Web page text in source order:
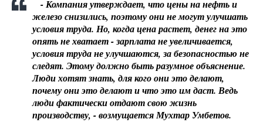
- Компания утверждает, что цены на нефть и
железо снизились, поэтому они не могут улучшать
условия труда. Но, когда цена растет, денег на это
опять не хватает - зарплата не увеличивается,
условия труда не улучшаются, за безопасностью не
следят. Этому должно быть разумное объяснение.
Люди хотят знать, для кого они это делают,
почему они это делают и что это им даст. Ведь
люди фактически отдают свою жизнь
производству, - возмущается Мухтар Умбетов.